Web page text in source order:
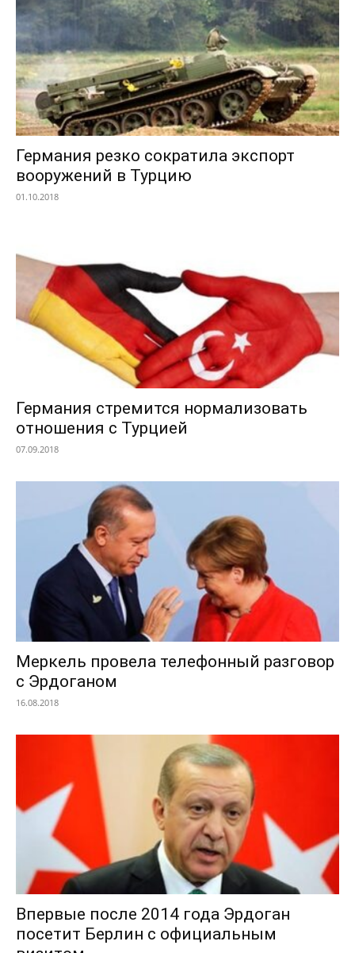
Германия резко сократила экспорт
вооружений в Турцию
01.10.2018
Германия стремится нормализовать
отношения с Турцией
07.09.2018
Меркель провела телефонный разговор
с Эрдоганом
16.08.2018
Впервые после 2014 года Эрдоган
посетит Берлин с официальным